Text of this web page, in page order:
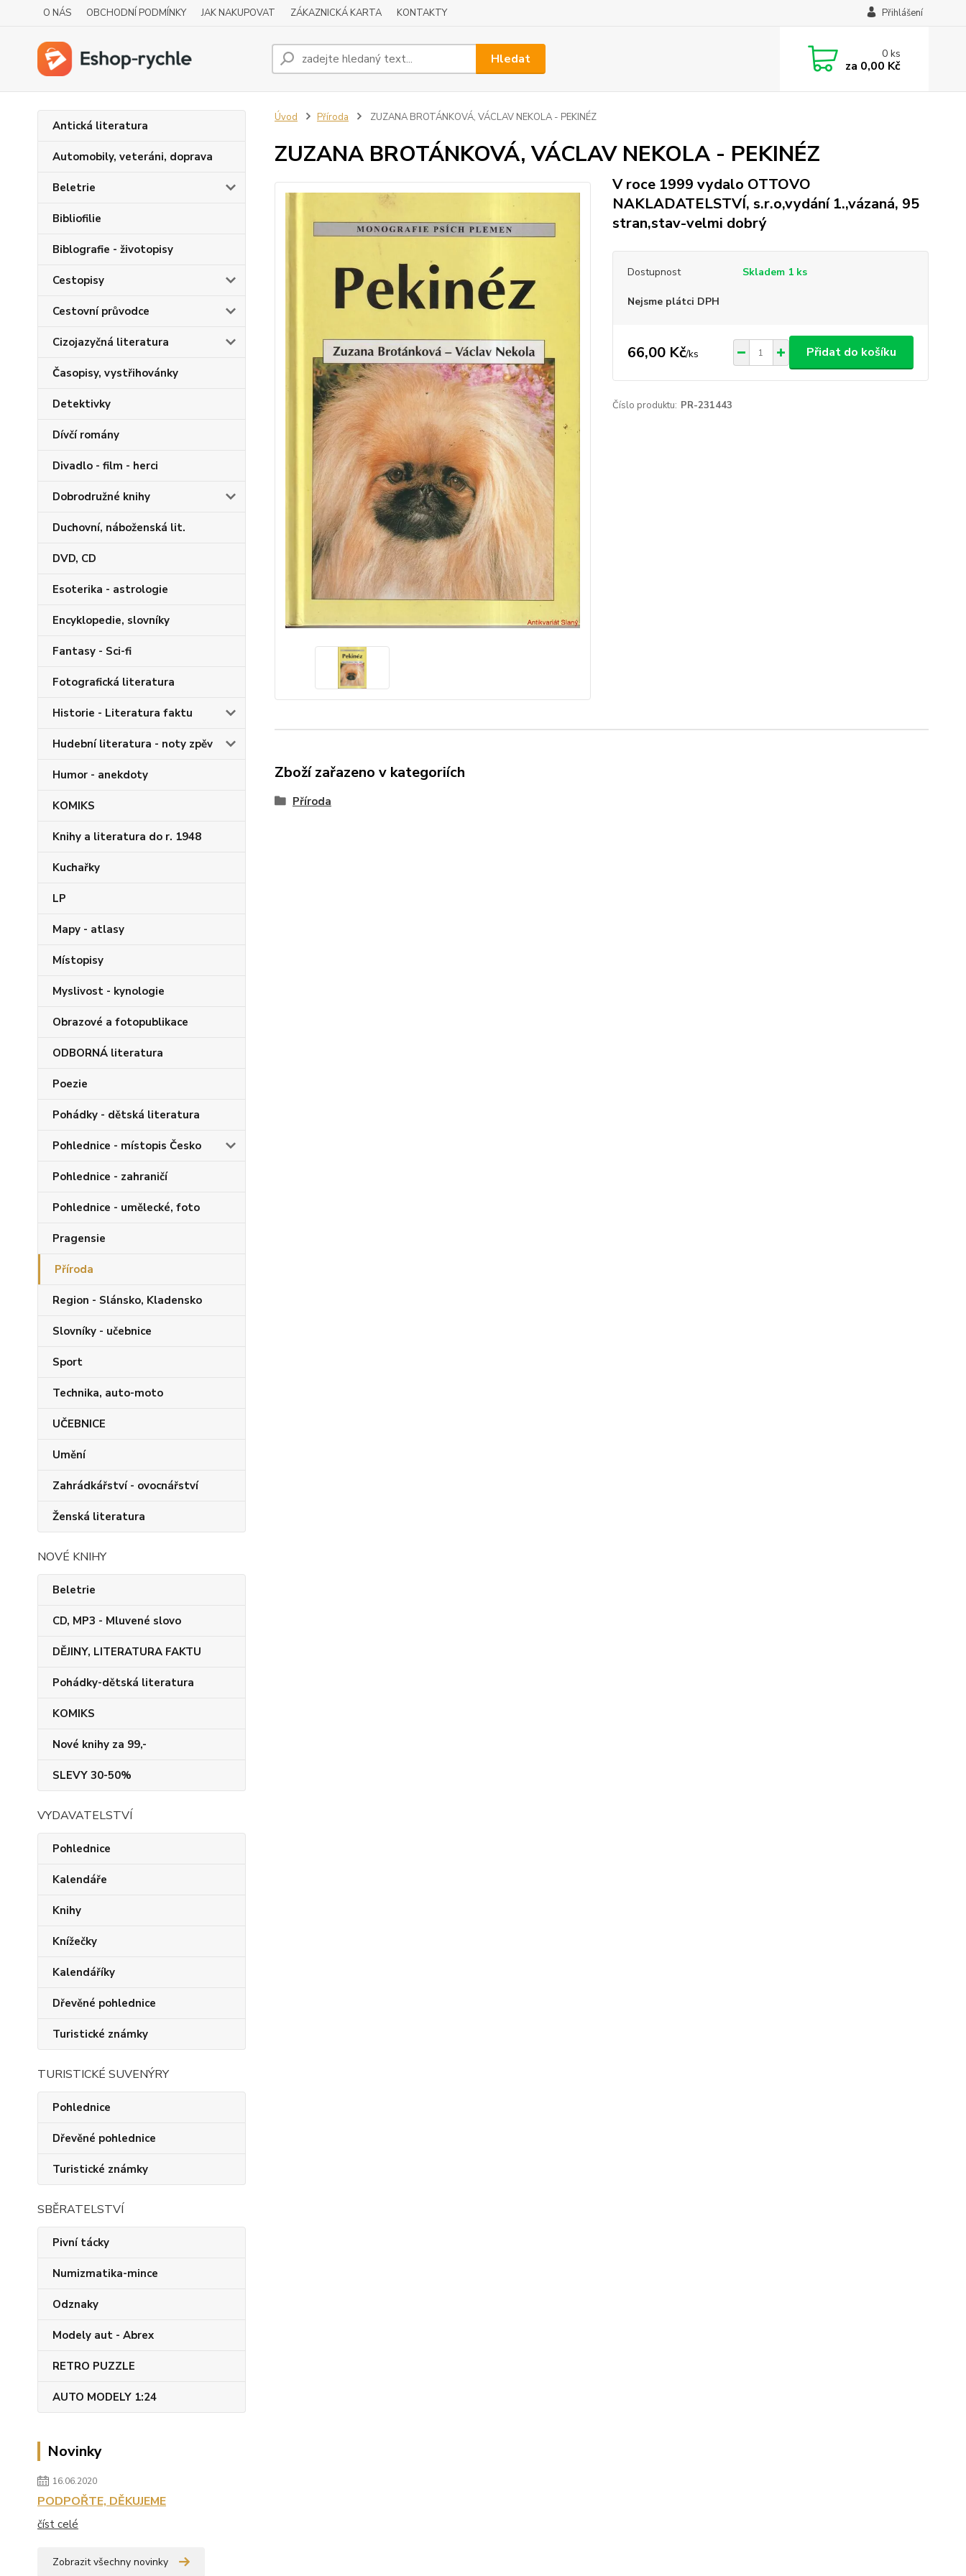
O NÁS OBCHODNÍ PODMÍNKY JAK NAKUPOVAT ZÁKAZNICKÁ KARTA KONTAKTY Přihlášení
Hledat 0ks
za 0,00 Kč
Antická literatura
Automobily, veteráni, doprava
Beletrie
Bibliofilie
Biblografie - životopisy
Cestopisy
Cestovní průvodce
Cizojazyčná literatura
Časopisy, vystřihovánky
Detektivky
Dívčí romány
Divadlo - film - herci
Dobrodružné knihy
Duchovní, náboženská lit.
DVD, CD
Esoterika - astrologie
Encyklopedie, slovníky
Fantasy - Sci-fi
Fotografická literatura
Historie - Literatura faktu
Hudební literatura - noty zpěv
Humor - anekdoty
KOMIKS
Knihy a literatura do r. 1948
Kuchařky
LP
Mapy - atlasy
Místopisy
Myslivost - kynologie
Obrazové a fotopublikace
ODBORNÁ literatura
Poezie
Pohádky - dětská literatura
Pohlednice - místopis Česko
Pohlednice - zahraničí
Pohlednice - umělecké, foto
Pragensie
Příroda
Region - Slánsko, Kladensko
Slovníky - učebnice
Sport
Technika, auto-moto
UČEBNICE
Umění
Zahrádkářství - ovocnářství
Ženská literatura
NOVÉ KNIHY
Beletrie
CD, MP3 - Mluvené slovo
DĚJINY, LITERATURA FAKTU
Pohádky-dětská literatura
KOMIKS
Nové knihy za 99,-
SLEVY 30-50%
VYDAVATELSTVÍ
Pohlednice
Kalendáře
Knihy
Knížečky
Kalendáříky
Dřevěné pohlednice
Turistické známky
TURISTICKÉ SUVENÝRY
Pohlednice
Dřevěné pohlednice
Turistické známky
SBĚRATELSTVÍ
Pivní tácky
Numizmatika-mince
Odznaky
Modely aut - Abrex
RETRO PUZZLE
AUTO MODELY 1:24
Novinky
16.06.2020
PODPOŘTE, DĚKUJEME
číst celé
Zobrazit všechny novinky
Úvod Příroda ZUZANA BROTÁNKOVÁ, VÁCLAV NEKOLA - PEKINÉZ
ZUZANA BROTÁNKOVÁ, VÁCLAV NEKOLA - PEKINÉZ
V roce 1999 vydalo OTTOVO
NAKLADATELSTVÍ, s.r.o,vydání 1.,vázaná, 95
stran,stav-velmi dobrý
Dostupnost Skladem 1 ks
Nejsme plátci DPH
66,00 Kč/ks Přidat do košíku
Číslo produktu: PR-231443
Zboží zařazeno v kategoriích
Příroda